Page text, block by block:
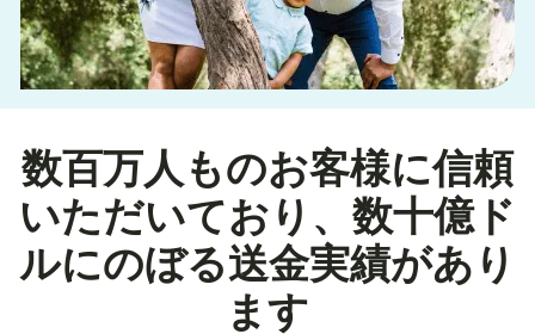
数百万人ものお客様に信頼
いただいており、数十億ド
ルにのぼる送金実績があり
ます